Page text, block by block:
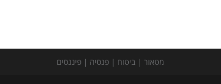
מטאור | ביטוח | פנסיה | פיננסים